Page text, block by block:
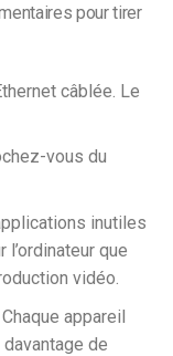
pour tirer
câblée. Le
vous du
inutiles
que
vidéo.
appareil
de